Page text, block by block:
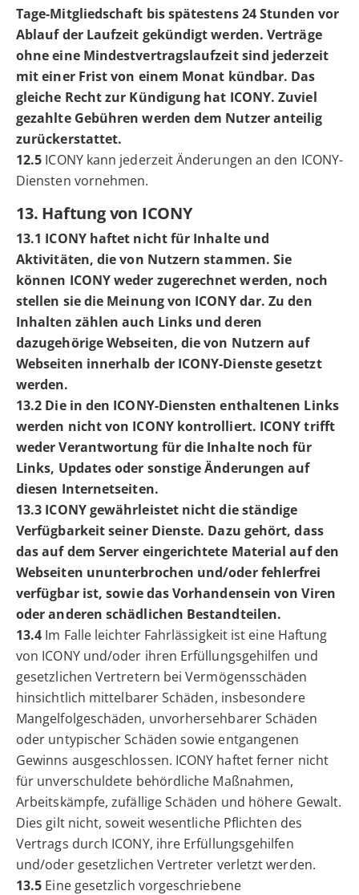
Tage-Mitgliedschaft bis spätestens 24 Stunden vor
Ablauf der Laufzeit gekündigt werden. Verträge
ohne eine Mindestvertragslaufzeit sind jederzeit
mit einer Frist von einem Monat kündbar. Das
gleiche Recht zur Kündigung hat ICONY. Zuviel
gezahlte Gebühren werden dem Nutzer anteilig
zurückerstattet.
12.5 ICONY kann jederzeit Änderungen an den ICONY-
Diensten vornehmen.
13. Haftung von ICONY
13.1 ICONY haftet nicht für Inhalte und
Aktivitäten, die von Nutzern stammen. Sie
können ICONY weder zugerechnet werden, noch
stellen sie die Meinung von ICONY dar. Zu den
Inhalten zählen auch Links und deren
dazugehörige Webseiten, die von Nutzern auf
Webseiten innerhalb der ICONY-Dienste gesetzt
werden.
13.2 Die in den ICONY-Diensten enthaltenen Links
werden nicht von ICONY kontrolliert. ICONY trifft
weder Verantwortung für die Inhalte noch für
Links, Updates oder sonstige Änderungen auf
diesen Internetseiten.
13.3 ICONY gewährleistet nicht die ständige
Verfügbarkeit seiner Dienste. Dazu gehört, dass
das auf dem Server eingerichtete Material auf den
Webseiten ununterbrochen und/oder fehlerfrei
verfügbar ist, sowie das Vorhandensein von Viren
oder anderen schädlichen Bestandteilen.
13.4 Im Falle leichter Fahrlässigkeit ist eine Haftung
von ICONY und/oder ihren Erfüllungsgehilfen und
gesetzlichen Vertretern bei Vermögensschäden
hinsichtlich mittelbarer Schäden, insbesondere
Mangelfolgeschäden, unvorhersehbarer Schäden
oder untypischer Schäden sowie entgangenen
Gewinns ausgeschlossen. ICONY haftet ferner nicht
für unverschuldete behördliche Maßnahmen,
Arbeitskämpfe, zufällige Schäden und höhere Gewalt.
Dies gilt nicht, soweit wesentliche Pflichten des
Vertrags durch ICONY, ihre Erfüllungsgehilfen
und/oder gesetzlichen Vertreter verletzt werden.
13.5 Eine gesetzlich vorgeschriebene